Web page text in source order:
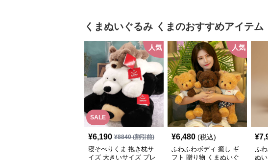
くまぬいぐるみ くまのおすすめアイテム
SALE
人気
¥6,190 ¥8840(割引前)
寝そべりくま 抱き枕サ
イズ 大きいサイズ プレ
人気
¥6,480 (税込)
ふわふわボディ 癒し ギ
フト 贈り物 くまぬいぐ
¥
ふ
ぬ